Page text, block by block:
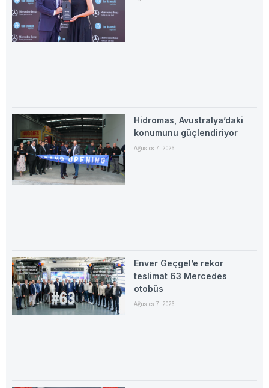
Hidromas, Avustralya’daki
konumunu güçlendiriyor
Ağustos 7, 2026
Enver Geçgel’e rekor
teslimat 63 Mercedes
otobüs
Ağustos 7, 2026